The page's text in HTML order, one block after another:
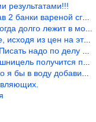
результатами!!!
вареной сгущенки со с
лежит в морозилке
из цен на эту ягоду
по делу и подробн
парено-варен
воду добавил бы молок